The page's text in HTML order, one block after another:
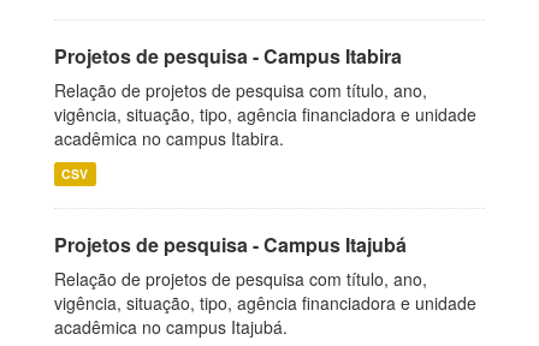
Projetos de pesquisa - Campus Itabira
Relação de projetos de pesquisa com título, ano,
vigência, situação, tipo, agência financiadora e unidade
acadêmica no campus Itabira.
CSV
Projetos de pesquisa - Campus Itajubá
Relação de projetos de pesquisa com título, ano,
vigência, situação, tipo, agência financiadora e unidade
acadêmica no campus Itajubá.